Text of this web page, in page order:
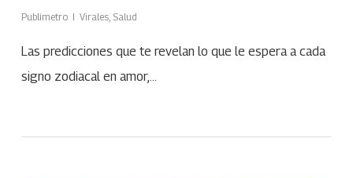
Publimetro Virales, Salud
Las predicciones que te revelan lo que le espera a cada
signo zodiacal en amor,…